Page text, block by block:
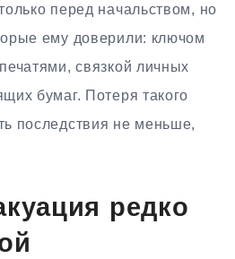
перед начальством, но
ему доверили: ключом
связкой личных
бумаг. Потеря такого
последствия не меньше,
редко